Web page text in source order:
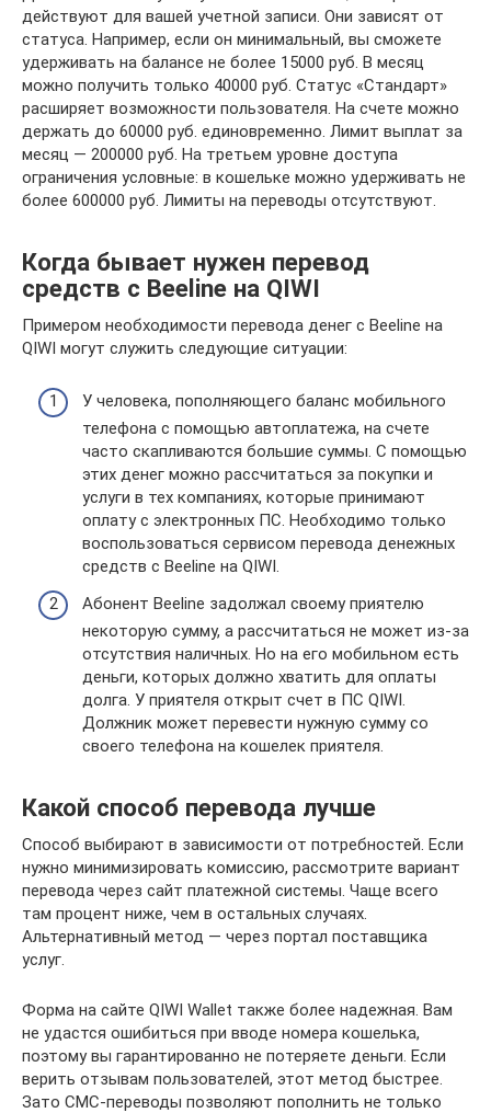
действуют для вашей учетной записи. Они зависят от
статуса. Например, если он минимальный, вы сможете
удерживать на балансе не более 15000 руб. В месяц
можно получить только 40000 руб. Статус «Стандарт»
расширяет возможности пользователя. На счете можно
держать до 60000 руб. единовременно. Лимит выплат за
месяц — 200000 руб. На третьем уровне доступа
ограничения условные: в кошельке можно удерживать не
более 600000 руб. Лимиты на переводы отсутствуют.
Когда бывает нужен перевод
средств с Beeline на QIWI
Примером необходимости перевода денег с Beeline на
QIWI могут служить следующие ситуации:
У человека, пополняющего баланс мобильного
телефона с помощью автоплатежа, на счете
часто скапливаются большие суммы. С помощью
этих денег можно рассчитаться за покупки и
услуги в тех компаниях, которые принимают
оплату с электронных ПС. Необходимо только
воспользоваться сервисом перевода денежных
средств с Beeline на QIWI.
Абонент Beeline задолжал своему приятелю
некоторую сумму, а рассчитаться не может из-за
отсутствия наличных. Но на его мобильном есть
деньги, которых должно хватить для оплаты
долга. У приятеля открыт счет в ПС QIWI.
Должник может перевести нужную сумму со
своего телефона на кошелек приятеля.
Какой способ перевода лучше
Способ выбирают в зависимости от потребностей. Если
нужно минимизировать комиссию, рассмотрите вариант
перевода через сайт платежной системы. Чаще всего
там процент ниже, чем в остальных случаях.
Альтернативный метод — через портал поставщика
услуг.
Форма на сайте QIWI Wallet также более надежная. Вам
не удастся ошибиться при вводе номера кошелька,
поэтому вы гарантированно не потеряете деньги. Если
верить отзывам пользователей, этот метод быстрее.
Зато СМС-переводы позволяют пополнить не только